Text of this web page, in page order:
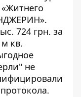
.
724 грн. за
кв.
не